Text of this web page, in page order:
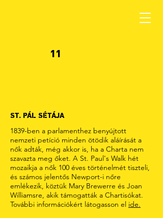
11
ST. PÁL SÉTÁJA
1839-ben a parlamenthez benyújtott
nemzeti petíció minden ötödik aláírását a
nők adták, még akkor is, ha a Charta nem
szavazta meg őket. A St. Paul's Walk hét
mozaikja a nők 100 éves történelmét tiszteli,
és számos jelentős Newport-i nőre
emlékezik, köztük Mary Brewerre és Joan
Williamsre, akik támogatták a Chartisókat.
További információkért látogasson el ide.